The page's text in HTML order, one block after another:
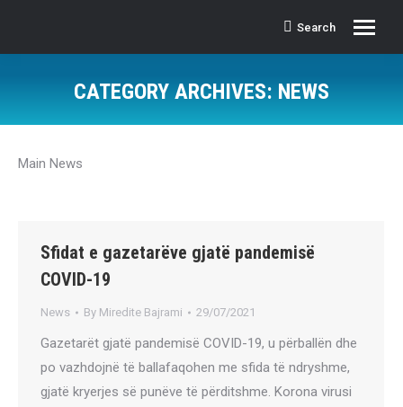
Search:
Search
CATEGORY ARCHIVES: NEWS
Main News
Sfidat e gazetarëve gjatë pandemisë
COVID-19
News By Miredite Bajrami 29/07/2021
Gazetarët gjatë pandemisë COVID-19, u përballën dhe
po vazhdojnë të ballafaqohen me sfida të ndryshme,
gjatë kryerjes së punëve të përditshme. Korona virusi